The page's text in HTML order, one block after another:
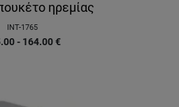
ηρεμίας
INT-1765
- 164.00€